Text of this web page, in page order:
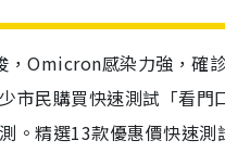
，Omicron感染力強，確
市民購買快速測試「看門
。精選13款優惠價快速測